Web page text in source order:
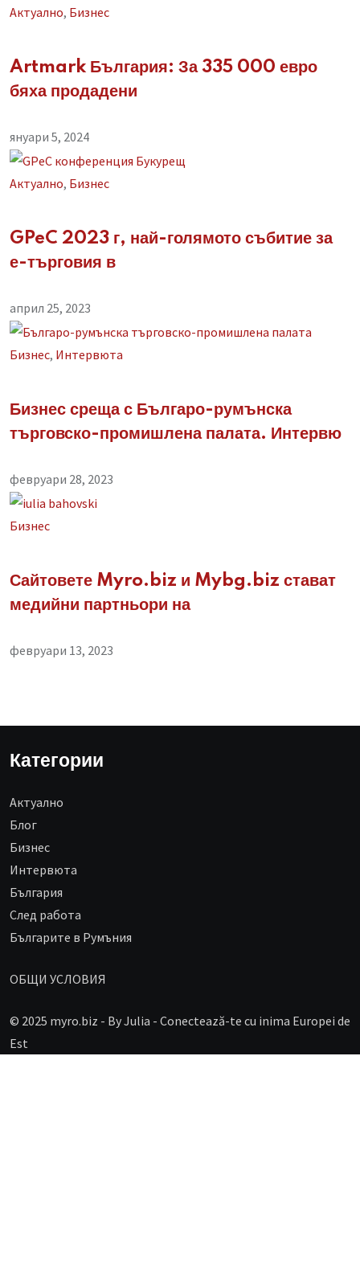
Aктуално, Бизнес
Artmark България: За 335 000 евро
бяха продадени
януари 5, 2024
Aктуално, Бизнес
GPeC 2023 г, най-голямото събитие за
е-търговия в
април 25, 2023
Бизнес, Интервюта
Бизнес среща с Българо-румънска
търговско-промишлена палата. Интервю
февруари 28, 2023
Бизнес
Сайтовете Myro.biz и Mybg.biz стават
медийни партньори на
февруари 13, 2023
Категории
Aктуално
Блог
Бизнес
Интервюта
България
След работа
Българите в Румъния
ОБЩИ УСЛОВИЯ
© 2025 myro.biz - By Julia - Conectează-te cu inima Europei de
Est